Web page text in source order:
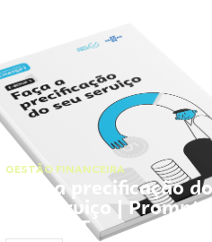
GESTÃO FINANCEIRA
Faça a precificação do
seu serviço | Prompts
ChatGPT